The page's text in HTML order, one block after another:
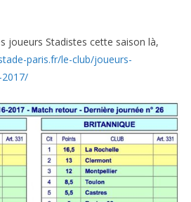
joueurs Stadistes cette saison là,
paris.fr/le-club/joueurs-